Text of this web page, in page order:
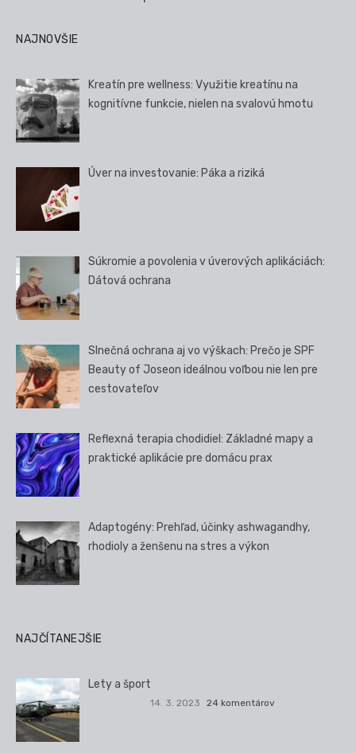
NAJNOVŠIE
Kreatín pre wellness: Využitie kreatínu na
kognitívne funkcie, nielen na svalovú hmotu
Úver na investovanie: Páka a riziká
Súkromie a povolenia v úverových aplikáciách:
Dátová ochrana
Slnečná ochrana aj vo výškach: Prečo je SPF
Beauty of Joseon ideálnou voľbou nie len pre
cestovateľov
Reflexná terapia chodidiel: Základné mapy a
praktické aplikácie pre domácu prax
Adaptogény: Prehľad, účinky ashwagandhy,
rhodioly a ženšenu na stres a výkon
NAJČÍTANEJŠIE
Lety a šport
14. 3. 2023 24 komentárov